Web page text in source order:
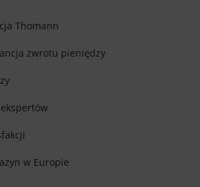
Thomann
zwrotu pieniędzy
w Europie